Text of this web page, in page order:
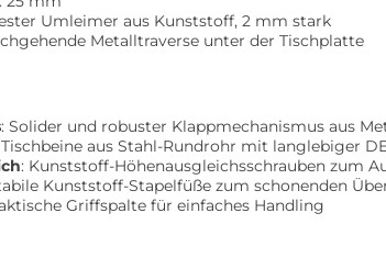
Umleimer aus Kunststoff, 2 mm stark
Metalltraverse unter der Tischplatte
: Solider und robuster Klappmechanismus aus
aus Stahl-Rundrohr mit langlebiger
: Kunststoff-Höhenausgleichsschrauben zum
Kunststoff-Stapelfüße zum schonenden
Griffspalte für einfaches Handling